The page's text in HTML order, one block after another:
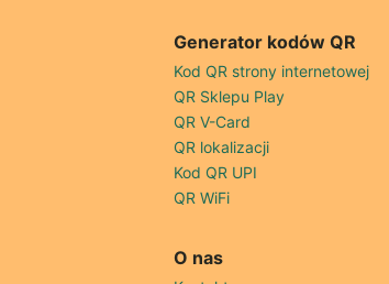
Generator kodów QR
Kod QR strony internetowej
QR Sklepu Play
QR V-Card
QR lokalizacji
Kod QR UPI
QR WiFi
O nas